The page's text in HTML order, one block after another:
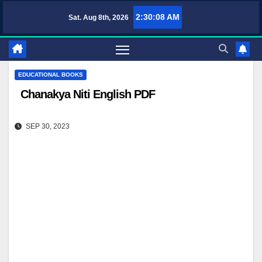
content
Sat. Aug 8th, 2026 2:30:09 AM
TufaWrite – Latest Technology Updates, Informative Knowledge & Spiritual
EDUCATIONAL BOOKS
Chanakya Niti English PDF
SEP 30, 2023